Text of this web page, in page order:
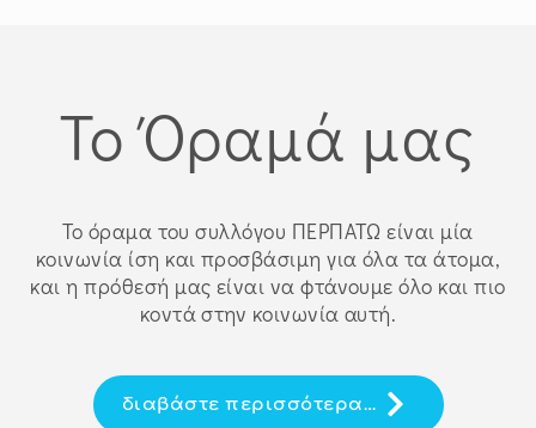
Το Όραμά μας
Το όραμα του συλλόγου ΠΕΡΠΑΤΩ είναι μία
κοινωνία ίση και προσβάσιμη για όλα τα άτομα,
και η πρόθεσή μας είναι να φτάνουμε όλο και πιο
κοντά στην κοινωνία αυτή.
διαβάστε περισσότερα…